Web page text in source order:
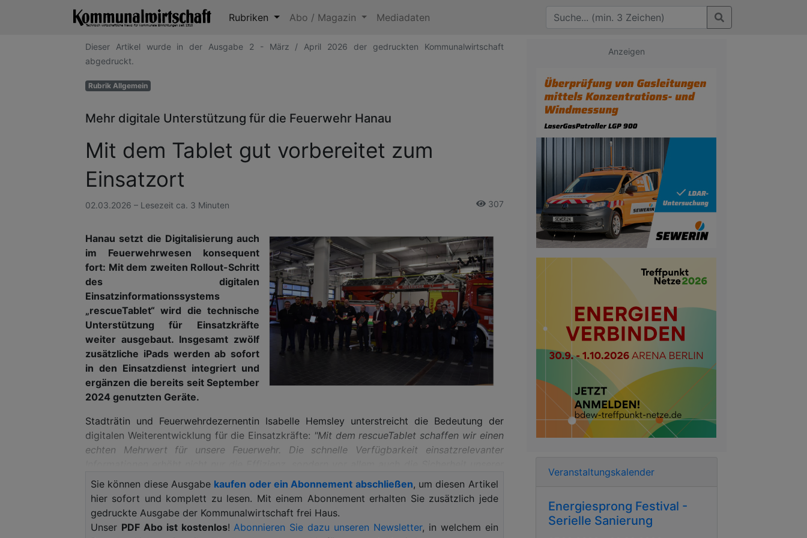
Rubriken Abo / Magazin Mediadaten
Dieser Artikel wurde in der Ausgabe 2 - März / April 2026 der gedruckten Kommunalwirtschaft
abgedruckt.
Rubrik Allgemein
Mehr digitale Unterstützung für die Feuerwehr Hanau
Mit dem Tablet gut vorbereitet zum
Einsatzort
02.03.2026 – Lesezeit ca. 3 Minuten 307
Hanau setzt die Digitalisierung auch
im Feuerwehrwesen konsequent
fort: Mit dem zweiten Rollout-Schritt
des digitalen
Einsatzinformationssystems
„rescueTablet“ wird die technische
Unterstützung für Einsatzkräfte
weiter ausgebaut. Insgesamt zwölf
zusätzliche iPads werden ab sofort
in den Einsatzdienst integriert und
ergänzen die bereits seit September
2024 genutzten Geräte.
Stadträtin und Feuerwehrdezernentin Isabelle Hemsley unterstreicht die Bedeutung der
digitalen Weiterentwicklung für die Einsatzkräfte: "Mit dem rescueTablet schaffen wir einen
echten Mehrwert für unsere Feuerwehr. Die schnelle Verfügbarkeit einsatzrelevanter
Einsatzkräfte. Dass dieses System gemeinsam mit den Anwenderinnen und Anwendern
weiterentwickelt wird, ist ein großer Gewinn für die Gefahrenabwehr in Hanau. Zudem
stellet die Einführung einen weiteren Schritt zur vollständigen Digitalisierung der Stadt
Hanau dar."
Sie können diese Ausgabe kaufen oder ein Abonnement abschließen, um diesen Artikel
hier sofort und komplett zu lesen. Mit einem Abonnement erhalten Sie zusätzlich jede
gedruckte Ausgabe der Kommunalwirtschaft frei Haus.
Unser PDF Abo ist kostenlos! Abonnieren Sie dazu unseren Newsletter, in welchem ein
Anzeigen
Veranstaltungskalender
Energiesprong Festival -
Serielle Sanierung